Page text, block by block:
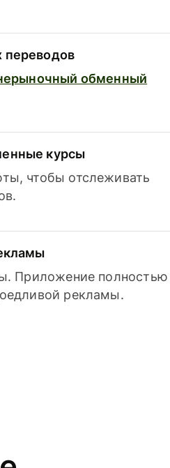
переводов
обменный
курсы
чтобы отслеживать
Приложение полностью
рекламы.